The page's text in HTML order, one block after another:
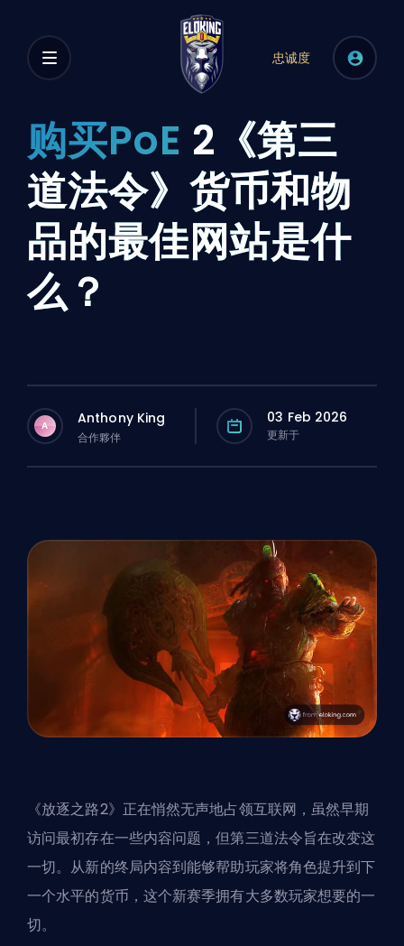
忠诚度
购买PoE 2《第三
道法令》货币和物
品的最佳网站是什
么？
A Anthony King
合作夥伴
03 Feb 2026
更新于
《放逐之路2》正在悄然无声地占领互联网，虽然早期
访问最初存在一些内容问题，但第三道法令旨在改变这
一切。从新的终局内容到能够帮助玩家将角色提升到下
一个水平的货币，这个新赛季拥有大多数玩家想要的一
切。